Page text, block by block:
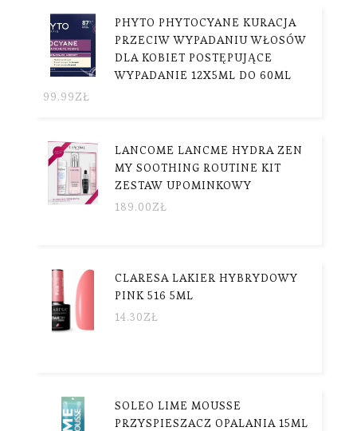
PHYTO PHYTOCYANE KURACJA
PRZECIW WYPADANIU WŁOSÓW
DLA KOBIET POSTĘPUJĄCE
WYPADANIE 12X5ML DO 60ML
99.99ZŁ
LANCOME LANCME HYDRA ZEN
MY SOOTHING ROUTINE KIT
ZESTAW UPOMINKOWY
189.00ZŁ
CLARESA LAKIER HYBRYDOWY
PINK 516 5ML
14.30ZŁ
SOLEO LIME MOUSSE
PRZYSPIESZACZ OPALANIA 15ML